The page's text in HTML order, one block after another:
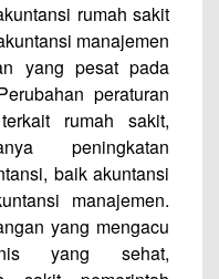
rumah sakit
manajemen
yang pesat pada
peraturan
rumah sakit,
peningkatan
baik akuntansi
manajemen.
yang mengacu
yang sehat,